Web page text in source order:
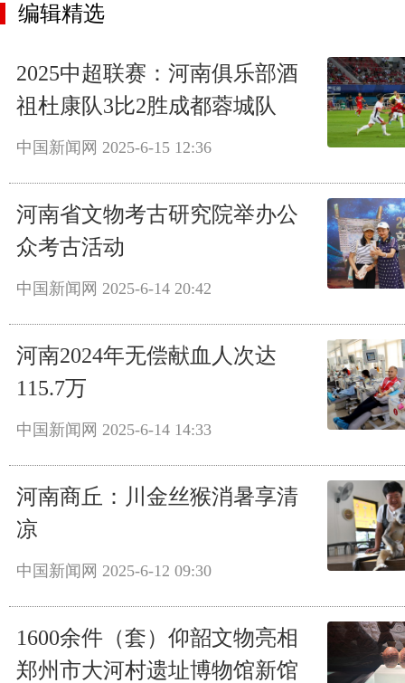
编辑精选
2025中超联赛：河南俱乐部酒
祖杜康队3比2胜成都蓉城队
中国新闻网 2025-6-15 12:36
河南省文物考古研究院举办公
众考古活动
中国新闻网 2025-6-14 20:42
河南2024年无偿献血人次达
115.7万
中国新闻网 2025-6-14 14:33
河南商丘：川金丝猴消暑享清
凉
中国新闻网 2025-6-12 09:30
1600余件（套）仰韶文物亮相
郑州市大河村遗址博物馆新馆